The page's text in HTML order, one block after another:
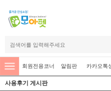
회원전용코너 알림판 카카오톡
사용후기 게시판